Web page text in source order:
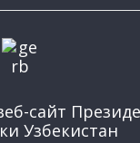
сайт
Узбекистан